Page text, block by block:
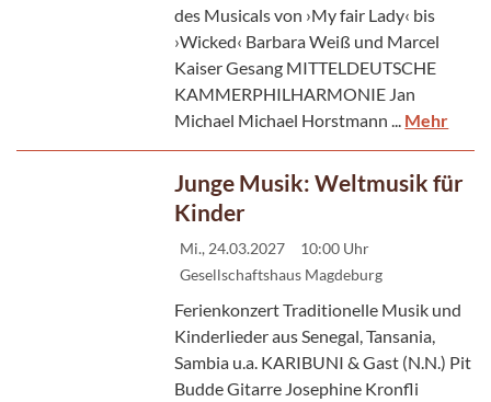
des Musicals von ›My fair Lady‹ bis
›Wicked‹ Barbara Weiß und Marcel
Kaiser Gesang MITTELDEUTSCHE
KAMMERPHILHARMONIE Jan
Michael Michael Horstmann ... Mehr
Junge Musik: Weltmusik für
Kinder
Mi., 24.03.2027
10:00 Uhr
Gesellschaftshaus Magdeburg
Ferienkonzert Traditionelle Musik und
Kinderlieder aus Senegal, Tansania,
Sambia u.a. KARIBUNI & Gast (N.N.) Pit
Budde Gitarre Josephine Kronfli